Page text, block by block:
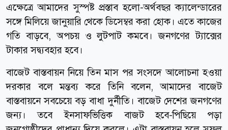
এক্ষেত্রে আমাদের সুস্পষ্ট প্রস্তাব হলো-অর্থবছর ক্যালেন্ডারের
সঙ্গে মিলিয়ে জানুয়ারি থেকে ডিসেম্বর করা হোক। এতে কাজের
গতি বাড়বে, অপচয় ও লুটপাট কমবে। জনগণের ট্যাক্সের
টাকার সদ্ব্যবহার হবে।
বাজেট বাস্তবায়ন নিয়ে তিন মাস পর সংসদে আলোচনা হওয়া
দরকার বলে মন্তব্য করে তিনি বলেন, আমাদের বাজেট
বাস্তবায়নে সবচেয়ে বড় বাধা দুর্নীতি। বাজেট দেশের জনগণের
জন্য। তবে ইনসাফভিত্তিক বাজট হবে-পিছিয়ে পড়া